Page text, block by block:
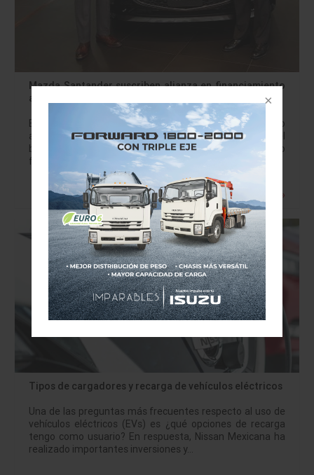
Mazda Santander suscriben alianza en financiamiento
automotriz
Banco Santander México y Mazda Motor de México
anunciaron la integración de una alianza para que el
banco sea a partir del 31 de julio del presente el brazo
financiero de…
Leer más »
Tipos de cargadores y recarga de vehículos eléctricos
Una de las preguntas más frecuentes respecto al uso de
vehículos eléctricos (EVs) es ¿qué opciones de recarga
tengo como usuario? En respuesta, Nissan Mexicana ha
realizado importantes inversiones y…